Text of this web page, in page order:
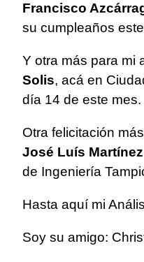
Francisco
su cumpleaños
Y otra más para mi
Solis, acá en
día 14 de este mes.
Otra felicitación
José Luís
de Ingeniería
Hasta aquí mi
Soy su amigo: